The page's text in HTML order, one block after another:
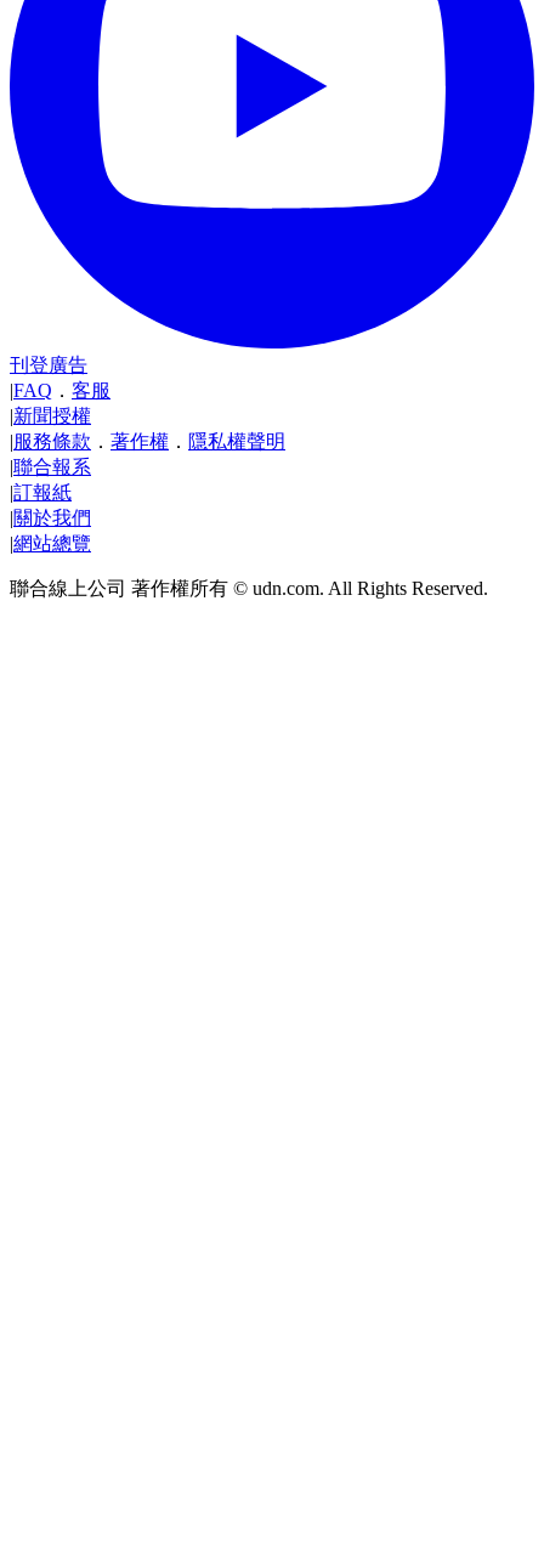
刊登廣告
|FAQ ． 客服
|新聞授權
|服務條款 ． 著作權 ． 隱私權聲明
|聯合報系
|訂報紙
|關於我們
|網站總覽
聯合線上公司 著作權所有 © udn.com. All Rights Reserved.